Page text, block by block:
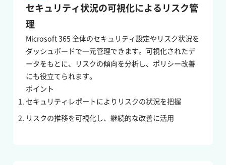
セキュリティ状況の可視化によるリスク管
理
Microsoft 365 全体のセキュリティ設定やリスク状況を
ダッシュボードで一元管理できます。可視化されたデ
ータをもとに、リスクの傾向を分析し、ポリシー改善
にも役立てられます。
ポイント
セキュリティレポートによりリスクの状況を把握
リスクの推移を可視化し、継続的な改善に活用